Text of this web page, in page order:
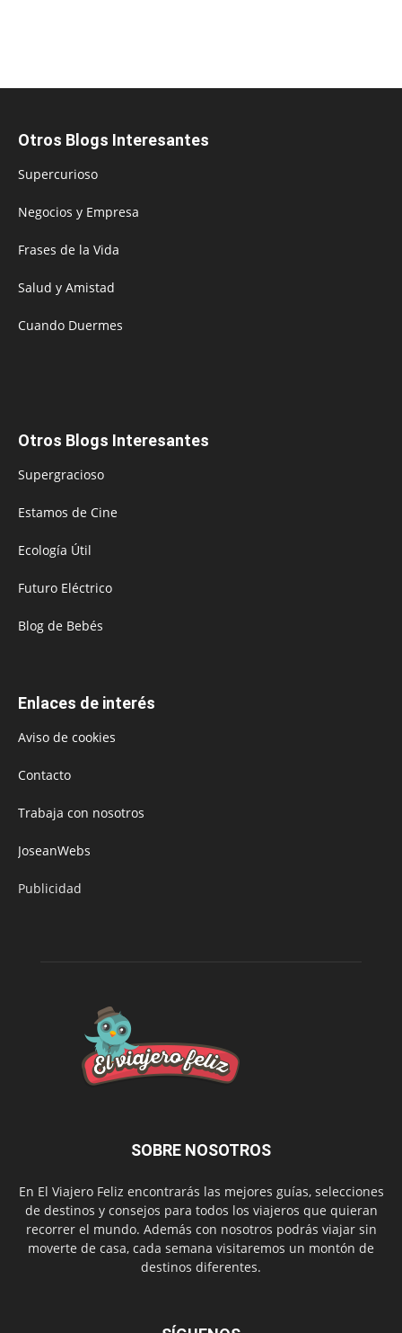
Otros Blogs Interesantes
Supercurioso
Negocios y Empresa
Frases de la Vida
Salud y Amistad
Cuando Duermes
Otros Blogs Interesantes
Supergracioso
Estamos de Cine
Ecología Útil
Futuro Eléctrico
Blog de Bebés
Enlaces de interés
Aviso de cookies
Contacto
Trabaja con nosotros
JoseanWebs
Publicidad
SOBRE NOSOTROS
En El Viajero Feliz encontrarás las mejores guías, selecciones
de destinos y consejos para todos los viajeros que quieran
recorrer el mundo. Además con nosotros podrás viajar sin
moverte de casa, cada semana visitaremos un montón de
destinos diferentes.